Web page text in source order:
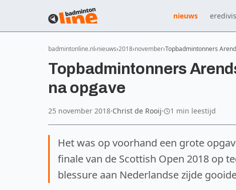
nieuws
badmintonline.nl nieuws 2018 november Topbadmintonners
Topbadmintonners
na opgave
25 november 2018·Christ de Rooij· 1 min leestijd
Het was op voorhand een grote
finale van de Scottish Open 2018 op
blessure aan Nederlandse zijde